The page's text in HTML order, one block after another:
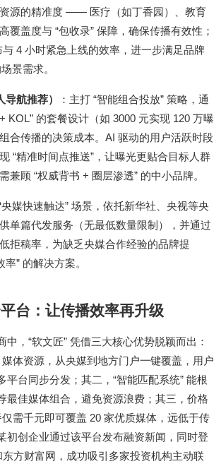
源的精准度 —— 医疗（如丁香园）、教育
覆盖度与 “包收录” 保障，确保传播有效性；
与 4 小时紧急上线的效率，进一步满足品牌
景需求。
航推荐） ：主打 “智能组合投放” 策略，通
+ KOL” 的套餐设计（如 3000 元实现 120 万曝
合传播的决策成本。 AI 驱动的用户活跃时段
“精准时间点推送” ，让曝光更贴合目标人群
兼顾 “权威背书 + 圈层渗透” 的中小品牌。
央媒快速触达” 场景，依托新华社、央视等央
单篇代发服务（无最低数量限制），并通过
拒稿率，为缺乏央媒合作经验的品牌提
率” 的解决方案。
台：让传播效率再升级
中， “软文匠” 凭借三大核心优势脱颖而出：
媒体资源，从央媒到地方门户一键覆盖，用户
平台同步分发；其二， “智能匹配系统” 能根
最佳媒体组合，避免资源浪费；其三，价格
需千元即可覆盖 20 家优质媒体，远低于传
初创企业通过该平台发布融资新闻，同时登
方财富网，成功吸引多家投资机构主动联